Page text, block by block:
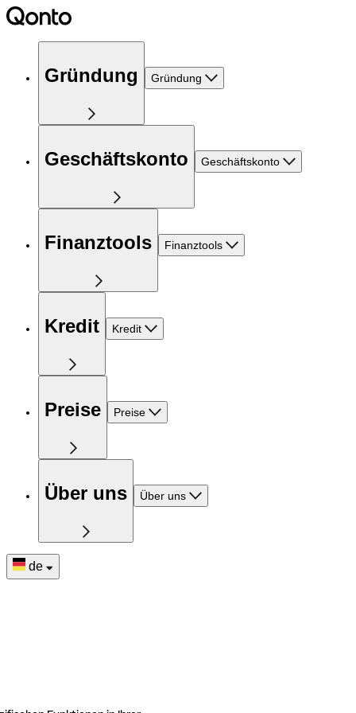
Gründung Gründung
Geschäftskonto Geschäftskonto
Finanztools Finanztools
Kredit Kredit
Preise Preise
Über uns Über uns
de